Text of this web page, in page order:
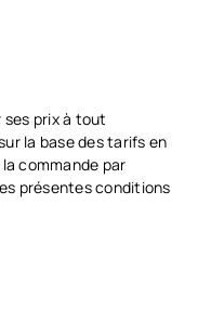
ses prix à tout
la base des tarifs en
commande par
présentes conditions